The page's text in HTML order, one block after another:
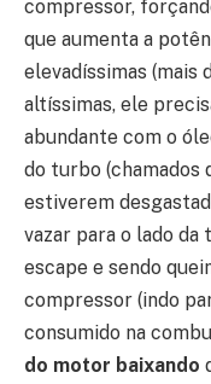
compressor,
que aumenta a
elevadíssimas
altíssimas, ele
abundante com o
do turbo (chamados
estiverem
vazar para o lado da
escape e sendo
compressor (indo
consumido na
do motor baixando